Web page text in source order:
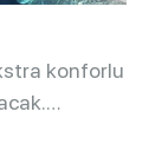
konforlu